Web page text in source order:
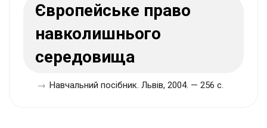
Європейське право
навколишнього
середовища
→ Навчальний посібник. Львів, 2004. — 256 с.